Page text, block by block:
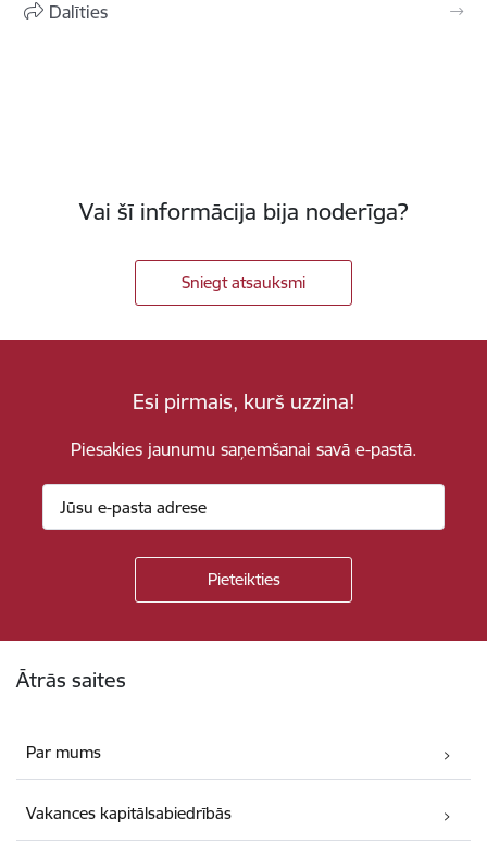
Dalīties
Vai šī informācija bija noderīga?
Sniegt atsauksmi
Esi pirmais, kurš uzzina!
Piesakies jaunumu saņemšanai savā e-pastā.
Ātrās saites
Par mums
Vakances kapitālsabiedrībās